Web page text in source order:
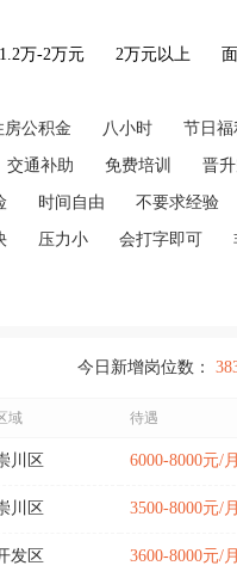
1.2万-2万元 2万元以上
房公积金 八小时 节日福
交通补助 免费培训 晋
时间自由 不要求经验
压力小 会打字即可
今日新增岗位数：
域 待遇
川区 6000-8000元/月
川区 3500-8000元/月
发区 3600-8000元/月